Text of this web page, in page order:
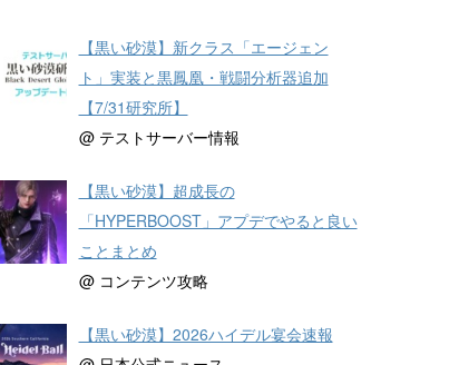
【黒い砂漠】新クラス「エージェン
ト」実装と黒鳳凰・戦闘分析器追加
【7/31研究所】
@ テストサーバー情報
【黒い砂漠】超成長の
「HYPERBOOST」アプデでやると良い
ことまとめ
@ コンテンツ攻略
【黒い砂漠】2026ハイデル宴会速報